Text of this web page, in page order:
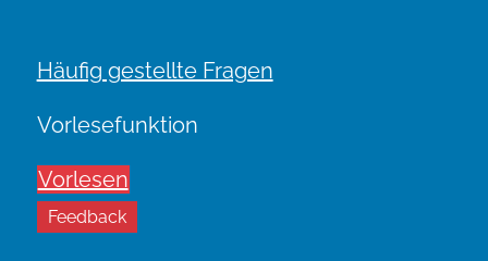
Häufig gestellte Fragen
Vorlesefunktion
Vorlesen
Feedback